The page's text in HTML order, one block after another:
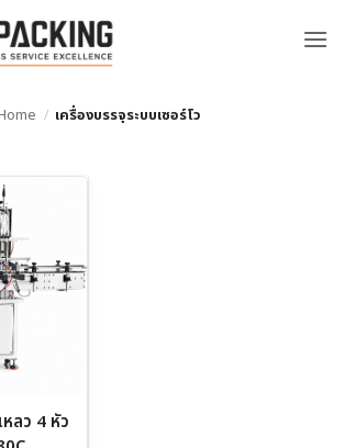
/ เครื่องบรรจุระบบเซอร์โว
ลว 4 หัว